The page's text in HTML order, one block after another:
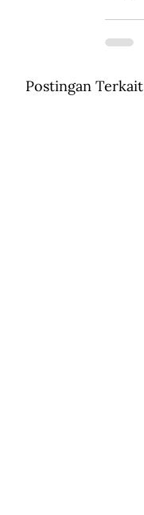
Postingan Terkait